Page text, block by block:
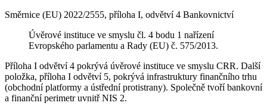
Směrnice (EU) 2022/2555, příloha I, odvětví 4 Bankovnictví
Úvěrové instituce ve smyslu čl. 4 bodu 1 nařízení
Evropského parlamentu a Rady (EU) č. 575/2013.
Příloha I odvětví 4 pokrývá úvěrové instituce ve smyslu CRR. Další
položka, příloha I odvětví 5, pokrývá infrastruktury finančního trhu
(obchodní platformy a ústřední protistrany). Společně tvoří bankovní
a finanční perimetr uvnitř NIS 2.